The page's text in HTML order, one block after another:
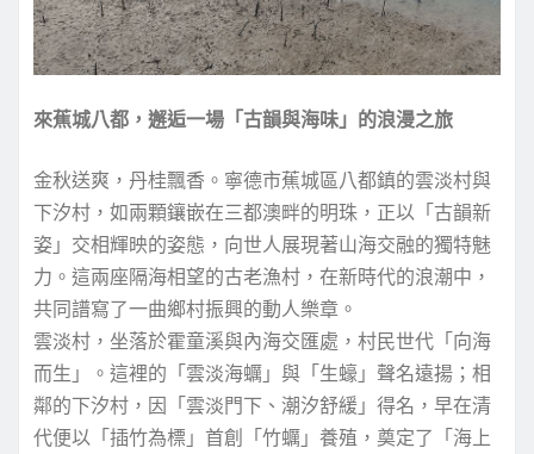
來蕉城八都，邂逅一場「古韻與海味」的浪漫之旅
金秋送爽，丹桂飄香。寧德市蕉城區八都鎮的雲淡村與
下汐村，如兩顆鑲嵌在三都澳畔的明珠，正以「古韻新
姿」交相輝映的姿態，向世人展現著山海交融的獨特魅
力。這兩座隔海相望的古老漁村，在新時代的浪潮中，
共同譜寫了一曲鄉村振興的動人樂章。
雲淡村，坐落於霍童溪與內海交匯處，村民世代「向海
而生」。這裡的「雲淡海蠣」與「生蠔」聲名遠揚；相
鄰的下汐村，因「雲淡門下、潮汐舒緩」得名，早在清
代便以「插竹為標」首創「竹蠣」養殖，奠定了「海上